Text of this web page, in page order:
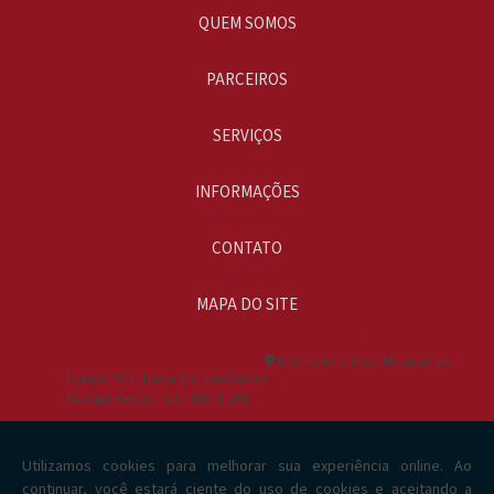
Gerador de energia industrial valor
Gerador de energia para condomínio
QUEM SOMOS
PARCEIROS
SERVIÇOS
INFORMAÇÕES
CONTATO
MAPA DO SITE
R. Vereadora Anita Muzulão de
Moraes, 724 - Nossa Sra. das Gracas
Navegantes /SC - CEP: 88371-208